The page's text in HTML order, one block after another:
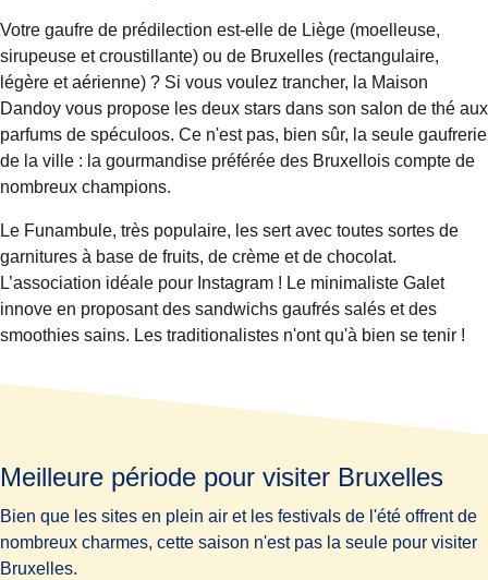
Votre gaufre de prédilection est-elle de Liège (moelleuse,
sirupeuse et croustillante) ou de Bruxelles (rectangulaire,
légère et aérienne) ? Si vous voulez trancher, la Maison
Dandoy vous propose les deux stars dans son salon de thé aux
parfums de spéculoos. Ce n'est pas, bien sûr, la seule gaufrerie
de la ville : la gourmandise préférée des Bruxellois compte de
nombreux champions.
Le Funambule, très populaire, les sert avec toutes sortes de
garnitures à base de fruits, de crème et de chocolat.
L’association idéale pour Instagram ! Le minimaliste Galet
innove en proposant des sandwichs gaufrés salés et des
smoothies sains. Les traditionalistes n'ont qu'à bien se tenir !
Meilleure période pour visiter Bruxelles
Bien que les sites en plein air et les festivals de l'été offrent de
nombreux charmes, cette saison n'est pas la seule pour visiter
Bruxelles.